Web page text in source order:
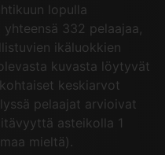
lopulla
332 pelaajaa,
ikäluokkien
kuvasta löytyvät
keskiarvot
pelaajat arvioivat
asteikolla 1
mieltä).